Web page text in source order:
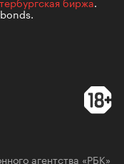
агентства «РБК»